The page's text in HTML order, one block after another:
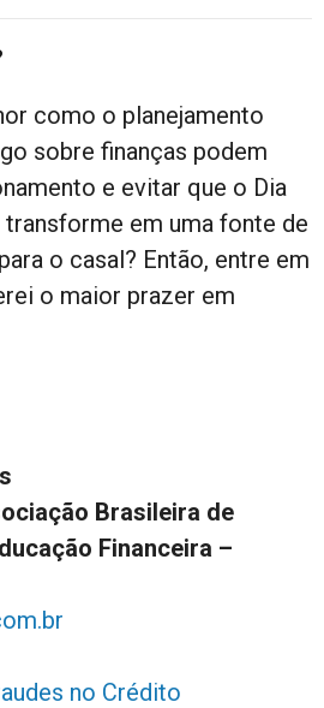
como o planejamento
sobre finanças podem
e evitar que o Dia
em uma fonte de
o casal? Então, entre em
o maior prazer em
Brasileira de
Financeira –
no Crédito